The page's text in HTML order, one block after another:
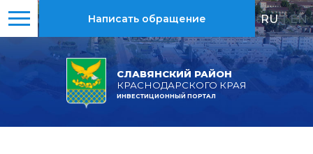
СЛАВЯНСКИЙ РАЙОН
КРАСНОДАРСКОГО КРАЯ
ИНВЕСТИЦИОННЫЙ ПОРТАЛ
Написать обращение RU | EN